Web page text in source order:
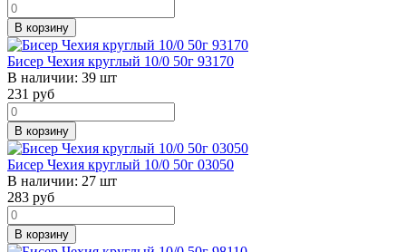
В корзину
Бисер Чехия круглый 10/0 50г 93170
В наличии: 39 шт
231 руб
В корзину
Бисер Чехия круглый 10/0 50г 03050
В наличии: 27 шт
283 руб
В корзину